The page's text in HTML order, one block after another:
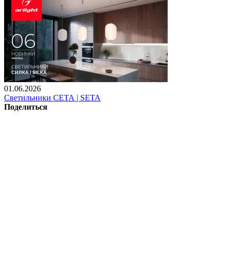
01.06.2026
Светильники СЕТА | SETA
Поделиться